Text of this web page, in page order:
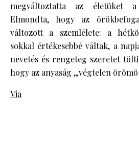
megváltoztatta az életüket a
Elmondta, hogy az
változott a szemlélete: a
sokkal értékesebbé váltak, a
nevetés és rengeteg szeretet
hogy az anyaság „végtelen
Via